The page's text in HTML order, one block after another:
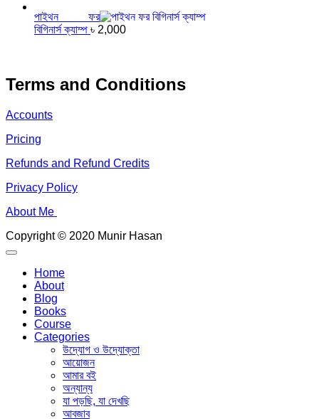
পাইথন ফর
বিগিনার্স ক্যাম্প ৳ 2,000
Terms and Conditions
Accounts
Pricing
Refunds and Refund Credits
Privacy Policy
About Me
Copyright © 2020 Munir Hasan
Home
About
Blog
Books
Course
Categories
উদ্যোগ ও উদ্যোক্তা
আয়োজন
আমার বই
অন্যান্য
যা পড়ছি, যা দেখছি
আবজাব